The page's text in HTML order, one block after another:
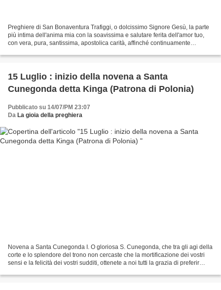
Preghiere di San Bonaventura Trafiggi, o dolcissimo Signore Gesù, la parte
più intima dell'anima mia con la soavissima e salutare ferita dell'amor tuo,
con vera, pura, santissima, apostolica carità, affinché continuamente
15 Luglio : inizio della novena a Santa
Cunegonda detta Kinga (Patrona di Polonia)
Pubblicato su 14/07/PM 23:07
Da La gioia della preghiera
Novena a Santa Cunegonda I. O gloriosa S. Cunegonda, che tra gli agi della
corte e lo splendore del trono non cercaste che la mortificazione dei vostri
sensi e la felicità dei vostri sudditi, ottenete a noi tutti la grazia di preferir